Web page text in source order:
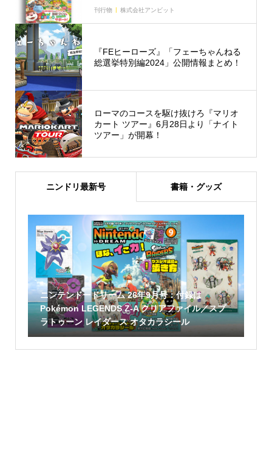
刊行物 株式会社アンビット
『FEヒーローズ』「フェーちゃんねる
総選挙特別編2024」公開情報まとめ！
ローマのコースを駆け抜けろ『マリオ
カート ツアー』6月28日より「ナイト
ツアー」が開幕！
ニンドリ最新号 書籍・グッズ
ニンテンドードリーム 26年9月号：付録は
Pokémon LEGENDS Z-A クリアファイル／スプ
ラトゥーン レイダース オタカラシール